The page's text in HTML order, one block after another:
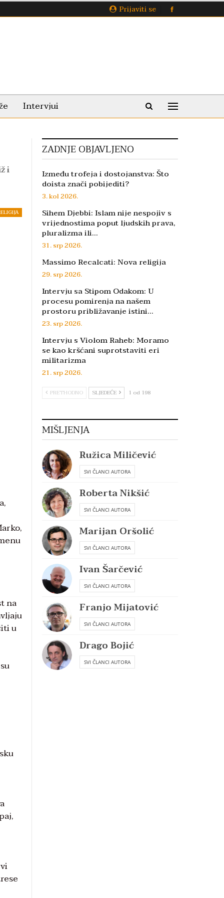
Prijaviti se
Intervjui
i
na
u
ZADNJE OBJAVLJENO
Između trofeja i dostojanstva: Što
doista znači pobijediti?
3. kol 2026.
Sihem Djebbi: Islam nije nespojiv s
vrijednostima poput ljudskih prava,
pluralizma ili…
31. srp 2026.
Massimo Recalcati: Nova religija
29. srp 2026.
Intervju sa Stipom Odakom: U
procesu pomirenja na našem
prostoru približavanje istini…
23. srp 2026.
Intervju s Violom Raheb: Moramo
se kao kršćani suprotstaviti eri
militarizma
21. srp 2026.
PRETHODNO SLJEDEĆE 1 od 198
MIŠLJENJA
Ružica Miličević
SVI ČLANCI AUTORA
Roberta Nikšić
SVI ČLANCI AUTORA
Marijan Oršolić
SVI ČLANCI AUTORA
Ivan Šarčević
SVI ČLANCI AUTORA
Franjo Mijatović
SVI ČLANCI AUTORA
Drago Bojić
SVI ČLANCI AUTORA